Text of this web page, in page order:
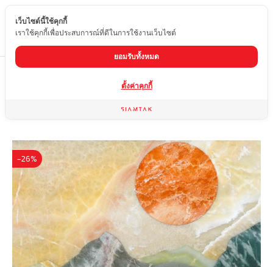
TH
งานศิลปะจากหินอ่อน
-26%
เว็บไซต์นี้ใช้คุกกี้
เราใช้คุกกี้เพื่อประสบการณ์ที่ดีในการใช้งานเว็บไซต์
ยอมรับทั้งหมด
ตั้งค่าคุกกี้